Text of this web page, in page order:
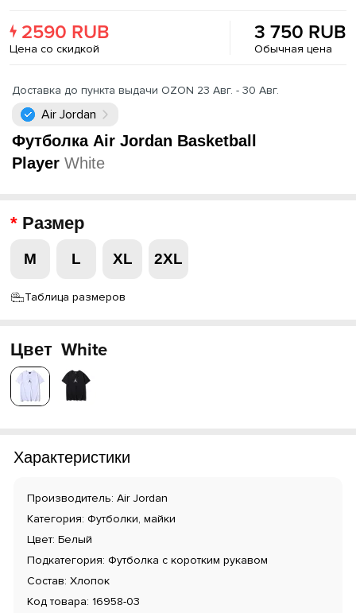
2590 RUB
Цена со скидкой
3 750 RUB
Обычная цена
Доставка до пункта выдачи OZON 23 Авг. - 30 Авг.
Air Jordan
Футболка Air Jordan Basketball
Player White
Размер
M L XL 2XL
Таблица размеров
Цвет White
Характеристики
Производитель: Air Jordan
Категория: Футболки, майки
Цвет: Белый
Подкатегория: Футболка с коротким рукавом
Состав: Хлопок
Код товара: 16958-03